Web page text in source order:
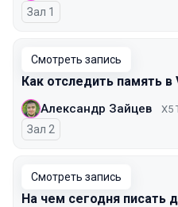
Зал 1
Смотреть запись
Как отследить память в
Александр Зайцев X5
Зал 2
Смотреть запись
На чем сегодня писать